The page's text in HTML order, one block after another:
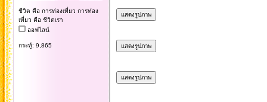
ชีวิต คือ การท่องเที่ยว การท่อง
เที่ยว คือ ชีวิตเรา
ออฟไลน์
กระทู้: 9,865